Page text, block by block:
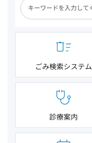
ごみ検索システム
診療案内